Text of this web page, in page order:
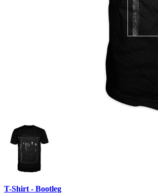
T-Shirt - Bootleg